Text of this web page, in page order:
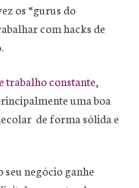
os “gurus do
com hacks de
trabalho constante,
uma boa
de forma sólida e
seu negócio ganhe